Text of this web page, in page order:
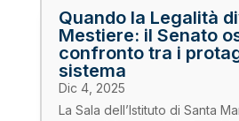
Quando la Legalità
Mestiere: il Senato
confronto tra i
sistema
Dic 4, 2025
La Sala dell’Istituto di Santa